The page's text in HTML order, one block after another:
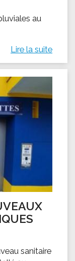
au
Lire la suite
sanitaire